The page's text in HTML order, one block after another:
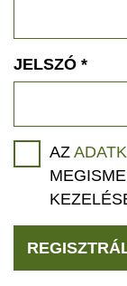
JELSZÓ *
AZ